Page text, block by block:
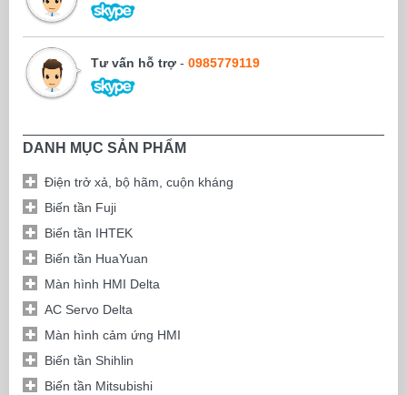
Tư vấn hỗ trợ - 0985779119
DANH MỤC SẢN PHẨM
Điện trở xả, bộ hãm, cuộn kháng
Biến tần Fuji
Biến tần IHTEK
Biến tần HuaYuan
Màn hình HMI Delta
AC Servo Delta
Màn hình cảm ứng HMI
Biến tần Shihlin
Biến tần Mitsubishi